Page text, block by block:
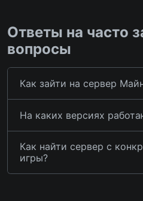
Ответы на часто
вопросы
Как зайти на сервер
На каких версиях
Как найти сервер с
игры?